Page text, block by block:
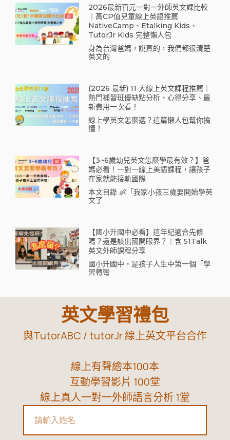
2026最新百元一對一外師英文課比較
｜高CP值兒童線上英語推薦
NativeCamp、Etalking Kids、
TutorJr Kids 完整懶人包
身為台灣爸媽，說真的，我們都很清楚
英文的
(2026 最新) 11 大線上英文課程推薦｜
熱門補習班優缺點分析、心得分享、最
新費用一次看！
線上學英文怎麼選？這篇懶人包幫你搞
懂！
【3~6歲幼兒英文怎麼學最有效？】爸
媽必看！一對一線上美語課程，讓孩子
在家就能接軌國際
本文目錄 👶「我家小孩三歲要開始學英
文了
【國小升國中必看】這年紀適合先修
嗎？還是該出國開眼界？｜含 51Talk
英文外師課程分享
國小升國中，是孩子人生中第一個「學
習轉彎
英文學習禮包
與TutorABC / tutorJr 線上英文平台合作
線上有聲繪本100本
互動學習影片 100堂
線上真人一對一外師語言分析 1堂